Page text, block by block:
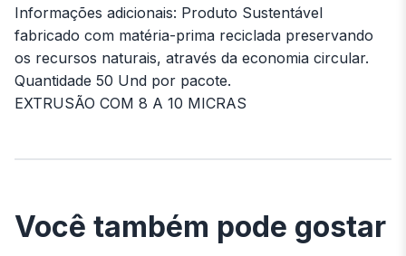
Informações adicionais: Produto Sustentável
fabricado com matéria-prima reciclada preservando
os recursos naturais, através da economia circular.
Quantidade 50 Und por pacote.
EXTRUSÃO COM 8 A 10 MICRAS
Você também pode gostar